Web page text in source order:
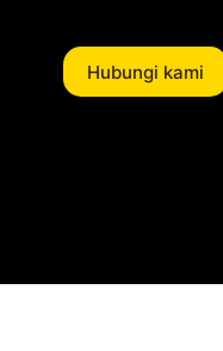
Hubungi kami